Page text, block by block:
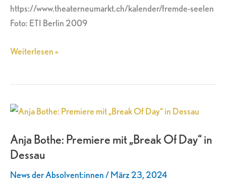
https://www.theaterneumarkt.ch/kalender/fremde-seelen
Foto: ETI Berlin 2009
Weiterlesen »
Anja Bothe: Premiere mit „Break Of Day“ in
Dessau
News der Absolvent:innen/März 23, 2024
Anja
Premiere
mit